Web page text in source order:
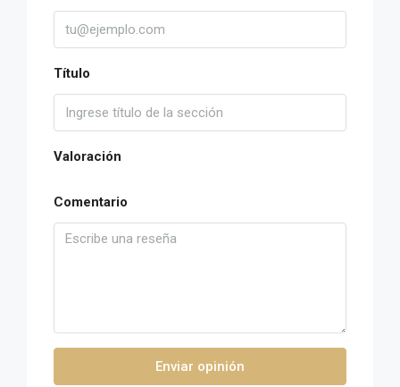
Título
Valoración
Comentario
Enviar opinión